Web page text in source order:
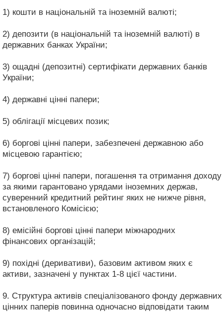
1) кошти в національній та іноземній валюті;
2) депозити (в національній та іноземній валюті) в
державних банках України;
3) ощадні (депозитні) сертифікати державних банків
України;
4) державні цінні папери;
5) облігації місцевих позик;
6) боргові цінні папери, забезпечені державною або
місцевою гарантією;
7) боргові цінні папери, погашення та отримання доходу
за якими гарантовано урядами іноземних держав,
суверенний кредитний рейтинг яких не нижче рівня,
встановленого Комісією;
8) емісійні боргові цінні папери міжнародних
фінансових організацій;
9) похідні (деривативи), базовим активом яких є
активи, зазначені у пунктах 1-8 цієї частини.
9. Структура активів спеціалізованого фонду державних
цінних паперів повинна одночасно відповідати таким